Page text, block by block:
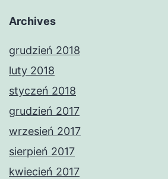
Archives
grudzień 2018
luty 2018
styczeń 2018
grudzień 2017
wrzesień 2017
sierpień 2017
kwiecień 2017